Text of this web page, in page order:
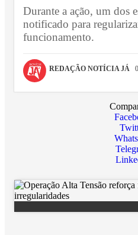
Durante a ação, um dos
notificado para
funcionamento.
REDAÇÃO NOTÍCIA JÁ